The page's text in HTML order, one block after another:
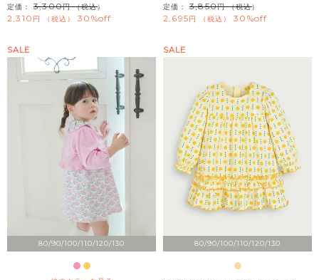
定価： 3,300 （税込）
2,310 税込 30%off
定価： 3,850 （税込）
2,695 税込 30%off
80/90/100/110/120/130
SALE
80/90/100/110/120/130
SALE